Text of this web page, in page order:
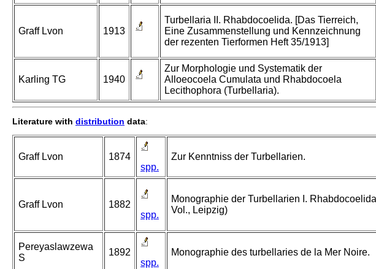
Graff Lvon 1913
Turbellaria II. Rhabdocoelida. [Das Tierreich,
Eine Zusammenstellung und Kennzeichnung
der rezenten Tierformen Heft 35/1913]
Karling TG 1940
Zur Morphologie und Systematik der
Alloeocoela Cumulata und Rhabdocoela
Lecithophora (Turbellaria).
Literature with distribution data:
Graff Lvon
1874
spp.
Zur Kenntniss der Turbellarien.
Graff Lvon
1882
spp.
Monographie der Turbellarien I.
Vol., Leipzig)
Pereyaslawzewa
S
1892
spp.
Monographie des turbellaries de la Mer Noire.